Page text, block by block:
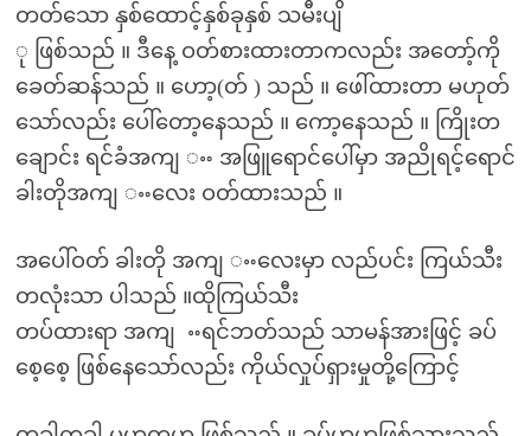
တတ်သော နှစ်ထောင့်နှစ်ခုနှစ် သမီးပျိ
ု ဖြစ်သည် ။ ဒီနေ့ ဝတ်စားထားတာကလည်း အတော့်ကို
ခေတ်ဆန်သည် ။ ဟော့(တ် ) သည် ။ ဖေါ်ထားတာ မဟုတ်
သော်လည်း ပေါ်တော့နေသည် ။ ကော့နေသည် ။ ကြိုးတ
ချောင်း ရင်ခံအကျ ႌ အဖြူရောင်ပေါ်မှာ အညိုရင့်ရောင်
ခါးတိုအကျ ႌလေး ဝတ်ထားသည် ။
အပေါ်ဝတ် ခါးတို အကျ ႌလေးမှာ လည်ပင်း ကြယ်သီး
တလုံးသာ ပါသည် ။ထိုကြယ်သီး
တပ်ထားရာ အကျ ႌရင်ဘတ်သည် သာမန်အားဖြင့် ခပ်
စေ့စေ့ ဖြစ်နေသော်လည်း ကိုယ်လှုပ်ရှားမှုတို့ကြောင့်